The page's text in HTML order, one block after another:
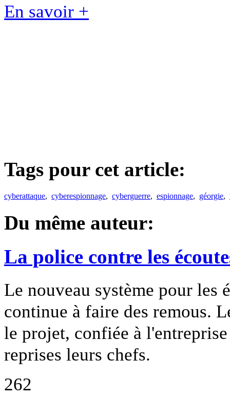
En savoir +
Tags pour cet article:
cyberattaque, cyberespionnage, cyberguerre, espionnage, géorgie,
Du même auteur:
La police contre les
Le nouveau système pour les
continue à faire des remous.
le projet, confiée à
reprises leurs chefs.
262